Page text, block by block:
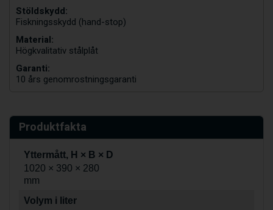
Stöldskydd:
Fiskningsskydd (hand-stop)
Material:
Högkvalitativ stålplåt
Garanti:
10 års genomrostningsgaranti
Produktfakta
Yttermått, H × B × D
1020 × 390 × 280
mm
Volym i liter